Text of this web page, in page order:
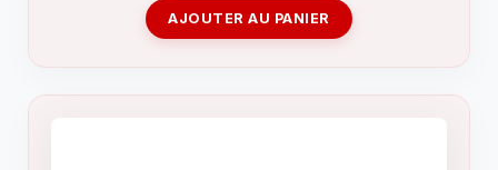
AJOUTER AU PANIER